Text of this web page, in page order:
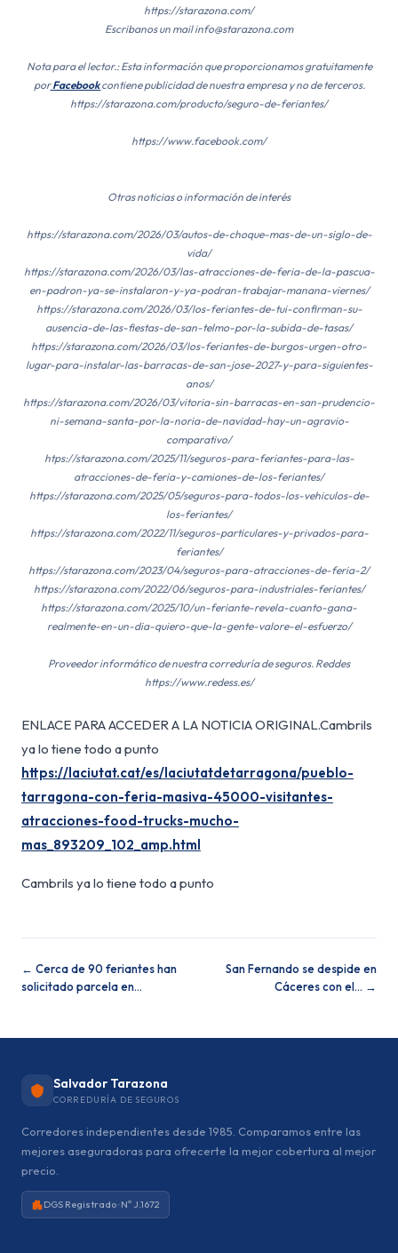
https://starazona.com/
Escribanos un mail info@starazona.com
Nota para el lector.: Esta información que proporcionamos gratuitamente
porFacebookcontiene publicidad de nuestra empresa y no de terceros.
https://starazona.com/producto/seguro-de-feriantes/
https://www.facebook.com/
Otras noticias o información de interés
https://starazona.com/2026/03/autos-de-choque-mas-de-un-siglo-de-
vida/
https://starazona.com/2026/03/las-atracciones-de-feria-de-la-pascua-
en-padron-ya-se-instalaron-y-ya-podran-trabajar-manana-viernes/
https://starazona.com/2026/03/los-feriantes-de-tui-confirman-su-
ausencia-de-las-fiestas-de-san-telmo-por-la-subida-de-tasas/
https://starazona.com/2026/03/los-feriantes-de-burgos-urgen-otro-
lugar-para-instalar-las-barracas-de-san-jose-2027-y-para-siguientes-
anos/
https://starazona.com/2026/03/vitoria-sin-barracas-en-san-prudencio-
ni-semana-santa-por-la-noria-de-navidad-hay-un-agravio-
comparativo/
htps://starazona.com/2025/11/seguros-para-feriantes-para-las-
atracciones-de-feria-y-camiones-de-los-feriantes/
https://starazona.com/2025/05/seguros-para-todos-los-vehiculos-de-
los-feriantes/
https://starazona.com/2022/11/seguros-particulares-y-privados-para-
feriantes/
https://starazona.com/2023/04/seguros-para-atracciones-de-feria-2/
https://starazona.com/2022/06/seguros-para-industriales-feriantes/
https://starazona.com/2025/10/un-feriante-revela-cuanto-gana-
realmente-en-un-dia-quiero-que-la-gente-valore-el-esfuerzo/
Proveedor informático de nuestra correduría de seguros. Reddes
https://www.redess.es/
ENLACE PARA ACCEDER A LA NOTICIA ORIGINAL.Cambrils
ya lo tiene todo a punto
https://laciutat.cat/es/laciutatdetarragona/pueblo-
tarragona-con-feria-masiva-45000-visitantes-
atracciones-food-trucks-mucho-
mas_893209_102_amp.html
Cambrils ya lo tiene todo a punto
← Cerca de 90 feriantes han
solicitado parcela en…
San Fernando se despide en
Cáceres con el… →
Salvador Tarazona
CORREDURÍA DE SEGUROS
Corredores independientes desde 1985. Comparamos entre las
mejores aseguradoras para ofrecerte la mejor cobertura al mejor
precio.
DGS Registrado · Nº J.1672